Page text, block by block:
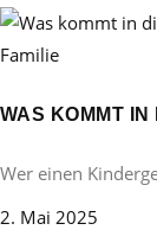
Familie
WAS KOMMT
Wer einen
2. Mai 2025